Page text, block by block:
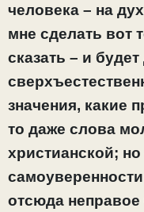
человека – на
мне сделать вот
сказать – и
значения, какие
то даже слова
христианской;
отсюда неправое